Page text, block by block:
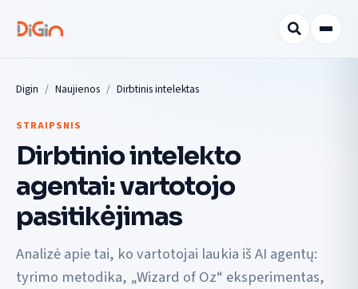
Digin Naujienos Dirbtinis intelektas
STRAIPSNIS
Dirbtinio intelekto
agentai: vartotojo
pasitikėjimas
Analizė apie tai, ko vartotojai laukia iš AI agentų:
tyrimo metodika, „Wizard of Oz“ eksperimentas,